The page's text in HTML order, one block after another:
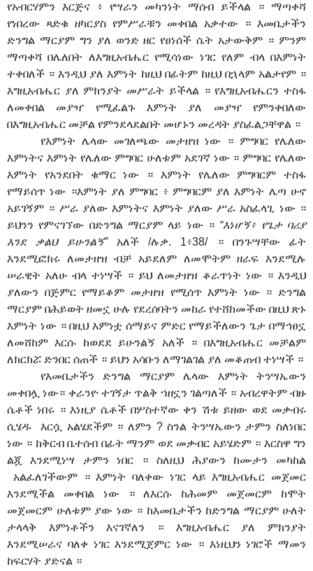
የአብርሃምን እርጅና ፥ የሣራን መካንነት ማሰብ ይችላል ። ማጣቀሻ
የነበረው ጻድቁ ዘካርያስ የምሥራቹን መቀበል አቃተው ። እመቤታችን
ድንግል ማርያም ግን ያለ ወንድ ዘር የፀነሰች ሴት አታውቅም ። ምንም
ማጣቀሻ በሌለበት ለእግዚአብሔር የሚሳነው ነገር የለም ብላ በእምነት
ተቀበለች ። እንዲህ ያለ እምነት ከዚህ በፊትም ከዚህ በኋላም አልታየም ።
እግዚአብሔር ያለ ምክንያት መሥራት ይችላል ። የእግዚአብሔርን ተስፋ
ለመቀበል መያዣ የሚፈልጉ እምነት ያለ መያዣ የምንቀበለው
በእግዚአብሔር መቻል የምንደላደልበት መሆኑን መረዳት ያስፈልጋቸዋል ።
የእምነት ሌላው መገለጫው መታዘዝ ነው ። ምግባር የሌለው
እምነትና እምነት የሌለው ምግባር ሁለቱም አደገኛ ነው ። ምግባር የሌለው
እምነት የአንደበት ቁማር ነው ። እምነት የሌለው ምግባርም ተስፋ
የማይሰጥ ነው ።እምነት ያለ ምግባር ፥ ምግባርም ያለ እምነት ሌጣ ሁኖ
አይገኝም ። ሥራ ያለው እምነትና እምነት ያለው ሥራ አስፈላጊ ነው ።
ይህንን የምናገኘው በድንግል ማርያም ላይ ነው ። “እነሆኝ፥ የጌታ ባሪያ
እንደ ቃልህ ይሁንልኝ”አለች /ሉቃ. 1፥38/ ። በንጉሣቸው ፊት
እንደሚፎክሩ ለመታዘዝ ብቻ አይደለም ለመሞትም ዘራፍ እንደሚሉ
ሠራዊት አለሁ ብላ ተነሣች ። ይህ ለመታዘዝ ቆራጥነት ነው ። እንዲህ
ያለውን በጅምር የማይቆም መታዘዝ የሚሰጥ እምነት ነው ። ድንግል
ማርያም በሕይወት ዘመኗ ሁሉ የደረሰባትን መከራ የተሸከመችው በዚህ ጽኑ
እምነት ነው ። በዚህ እምነቷ ሰማይና ምድር የማይችለውን ጌታ በማኅፀኗ
ለመሸከም እርሱ ከወደደ ይሁንልኝ አለች ። በእግዚአብሔር መቻልም
ለክርክሯ ድንበር ሰጠች ። ይህን አሳቡን ለማገልገል ያለ መቆጠብ ተነሣች ።
የእመቤታችን ድንግል ማርያም ሌላው እምነት ትንሣኤውን
መቀበሏ ነው። ቀራንዮ ተገኝታ ጥልቅ ኀዘኗን ገልጣለች ። አብረዋትም ብዙ
ሴቶች ነበሩ ። እነዚያ ሴቶች በሦስተኛው ቀን ሽቱ ይዘው ወደ መቃብሩ
ሲሄዱ እርሷ አልሄደችም ። ለምን ? ስንል ትንሣኤውን ታምን ስለነበር
ነው ። ከቅርብ ቤተሰብ በፊት ማንም ወደ መቃብር አይሄድም ። እርስዋ ግን
ልጇ እንደሚነሣ ታምን ነበር ። ስለዚህ ሕያውን ከሙታን መካከል
አልፈለገችውም ። እምነት ባለቀው ነገር ላይ እግዚአብሔር መጀመር
እንደሚችል መቀበል ነው ። ለእርሱ ከሕመም መጀመርም ከሞት
መጀመርም ሁለቱም ያው ነው ። ከእመቤታችን ከድንግል ማርያም ሁለት
ታላላቅ እምነቶችን እናገኛለን ። እግዚአብሔር ያለ ምክንያት
እንደሚሠራና ባለቀ ነገር እንደሚጀምር ነው ። እነዚህን ነገሮች ማመን
ከፍርሃት ያድናል ።